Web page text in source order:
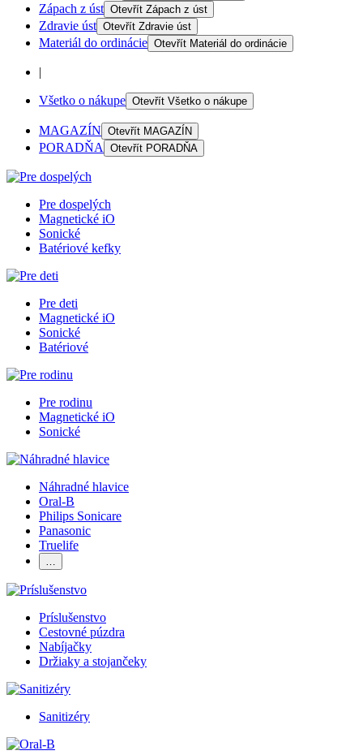
Zápach z úst Otevřít Zápach z úst
Zdravie úst Otevřít Zdravie úst
Materiál do ordinácie Otevřít Materiál do ordinácie
|
Všetko o nákupe Otevřít Všetko o nákupe
MAGAZÍN Otevřít MAGAZÍN
PORADŇA Otevřít PORADŇA
Pre dospelých
Magnetické iO
Sonické
Batériové kefky
Pre deti
Magnetické iO
Sonické
Batériové
Pre rodinu
Magnetické iO
Sonické
Náhradné hlavice
Oral-B
Philips Sonicare
Panasonic
Truelife
…
Príslušenstvo
Cestovné púzdra
Nabíjačky
Držiaky a stojančeky
Sanitizéry